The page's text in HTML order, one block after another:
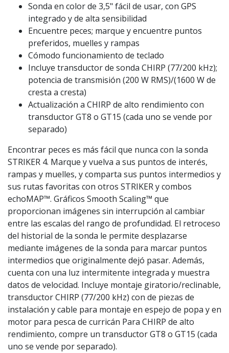
Sonda en color de 3,5" fácil de usar, con GPS
integrado y de alta sensibilidad
Encuentre peces; marque y encuentre puntos
preferidos, muelles y rampas
Cómodo funcionamiento de teclado
Incluye transductor de sonda CHIRP (77/200 kHz);
potencia de transmisión (200 W RMS)/(1600 W de
cresta a cresta)
Actualización a CHIRP de alto rendimiento con
transductor GT8 o GT15 (cada uno se vende por
separado)
Encontrar peces es más fácil que nunca con la sonda
STRIKER 4. Marque y vuelva a sus puntos de interés,
rampas y muelles, y comparta sus puntos intermedios y
sus rutas favoritas con otros STRIKER y combos
echoMAP™. Gráficos Smooth Scaling™ que
proporcionan imágenes sin interrupción al cambiar
entre las escalas del rango de profundidad. El retroceso
del historial de la sonda le permite desplazarse
mediante imágenes de la sonda para marcar puntos
intermedios que originalmente dejó pasar. Además,
cuenta con una luz intermitente integrada y muestra
datos de velocidad. Incluye montaje giratorio/reclinable,
transductor CHIRP (77/200 kHz) con de piezas de
instalación y cable para montaje en espejo de popa y en
motor para pesca de curricán Para CHIRP de alto
rendimiento, compre un transductor GT8 o GT15 (cada
uno se vende por separado).